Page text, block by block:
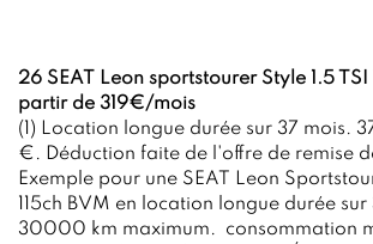
26 SEAT Leon sportstourer Style 1.5 TSI
partir de 319€/mois
(1) Location longue durée sur 37 mois.
€. Déduction faite de l'offre de remise
Exemple pour une SEAT Leon
115ch BVM en location longue durée
30000 km maximum. consommation